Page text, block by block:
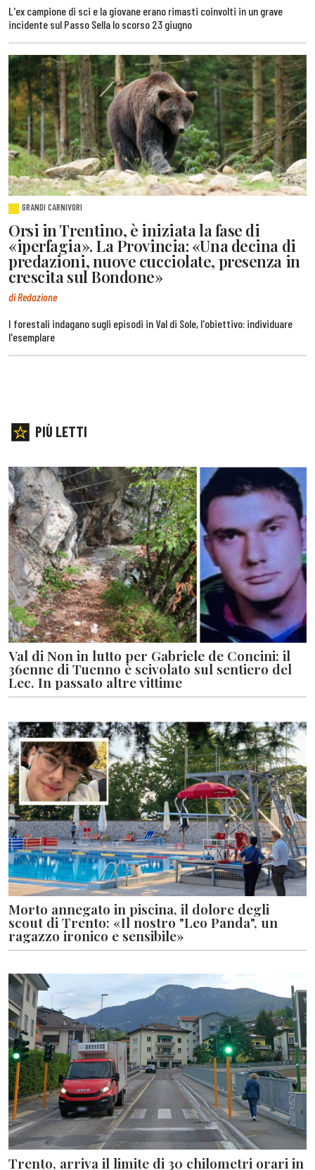
L'ex campione di sci e la giovane erano rimasti coinvolti in un grave
incidente sul Passo Sella lo scorso 23 giugno
GRANDI CARNIVORI
Orsi in Trentino, è iniziata la fase di
«iperfagia». La Provincia: «Una decina di
predazioni, nuove cucciolate, presenza in
crescita sul Bondone»
di Redazione
I forestali indagano sugli episodi in Val di Sole, l'obiettivo: individuare
l'esemplare
PIÙ LETTI
Val di Non in lutto per Gabriele de Concini: il
36enne di Tuenno è scivolato sul sentiero del
Lec. In passato altre vittime
Morto annegato in piscina, il dolore degli
scout di Trento: «Il nostro "Leo Panda", un
ragazzo ironico e sensibile»
Trento, arriva il limite di 30 chilometri orari in